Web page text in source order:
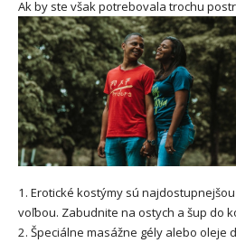
Ak by ste však potrebovala trochu
1. Erotické kostýmy sú
voľbou. Zabudnite na ostych a šup do
2. Špeciálne masážne gély alebo oleje